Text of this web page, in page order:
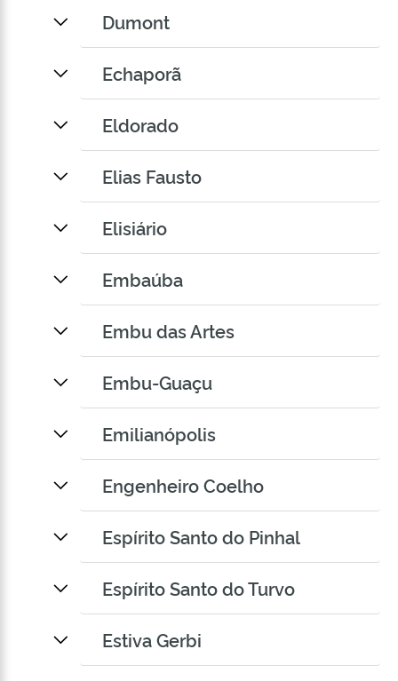
Dumont
Echaporã
Eldorado
Elias Fausto
Elisiário
Embaúba
Embu das Artes
Embu-Guaçu
Emilianópolis
Engenheiro Coelho
Espírito Santo do Pinhal
Espírito Santo do Turvo
Estiva Gerbi